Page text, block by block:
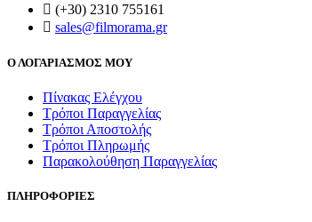
(+30) 2310 755161
sales@filmorama.gr
Ο ΛΟΓΑΡΙΑΣΜΟΣ ΜΟΥ
Πίνακας Ελέγχου
Τρόποι Παραγγελίας
Τρόποι Αποστολής
Τρόποι Πληρωμής
Παρακολούθηση Παραγγελίας
ΠΛΗΡΟΦΟΡΙΕΣ